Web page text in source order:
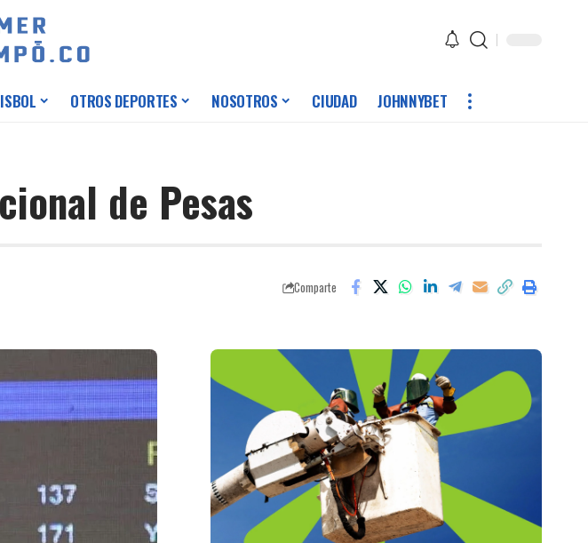
OTROS DEPORTES NOSOTROS CIUDAD JOHNNYBET
de Pesas
Comparte